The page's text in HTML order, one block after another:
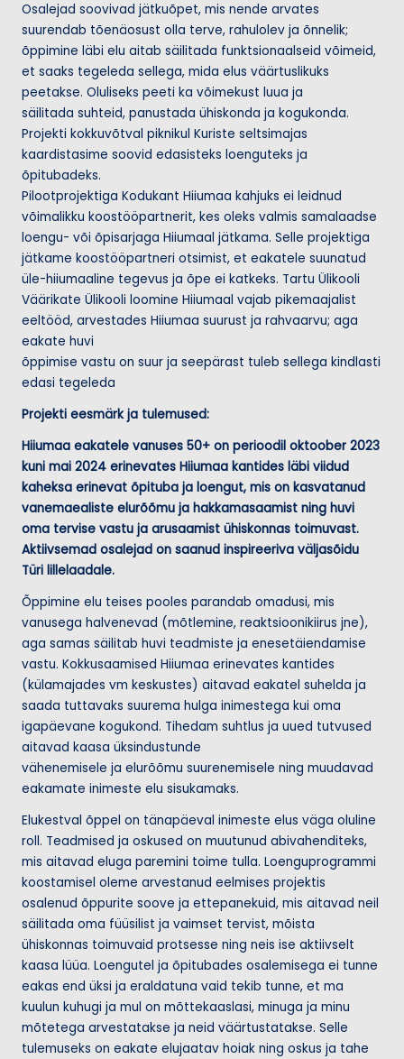
Osalejad soovivad jätkuõpet, mis nende arvates
suurendab tõenäosust olla terve, rahulolev ja õnnelik;
õppimine läbi elu aitab säilitada funktsionaalseid võimeid,
et saaks tegeleda sellega, mida elus väärtuslikuks
peetakse. Oluliseks peeti ka võimekust luua ja
säilitada suhteid, panustada ühiskonda ja kogukonda.
Projekti kokkuvõtval piknikul Kuriste seltsimajas
kaardistasime soovid edasisteks loenguteks ja
õpitubadeks.
Pilootprojektiga Kodukant Hiiumaa kahjuks ei leidnud
võimalikku koostööpartnerit, kes oleks valmis samalaadse
loengu- või õpisarjaga Hiiumaal jätkama. Selle projektiga
jätkame koostööpartneri otsimist, et eakatele suunatud
üle-hiiumaaline tegevus ja õpe ei katkeks. Tartu Ülikooli
Väärikate Ülikooli loomine Hiiumaal vajab pikemaajalist
eeltööd, arvestades Hiiumaa suurust ja rahvaarvu; aga
eakate huvi
õppimise vastu on suur ja seepärast tuleb sellega kindlasti
edasi tegeleda
Projekti eesmärk ja tulemused:
Hiiumaa eakatele vanuses 50+ on perioodil oktoober 2023
kuni mai 2024 erinevates Hiiumaa kantides läbi viidud
kaheksa erinevat õpituba ja loengut, mis on kasvatanud
vanemaealiste elurõõmu ja hakkamasaamist ning huvi
oma tervise vastu ja arusaamist ühiskonnas toimuvast.
Aktiivsemad osalejad on saanud inspireeriva väljasõidu
Türi lillelaadale.
Õppimine elu teises pooles parandab omadusi, mis
vanusega halvenevad (mõtlemine, reaktsioonikiirus jne),
aga samas säilitab huvi teadmiste ja enesetäiendamise
vastu. Kokkusaamised Hiiumaa erinevates kantides
(külamajades vm keskustes) aitavad eakatel suhelda ja
saada tuttavaks suurema hulga inimestega kui oma
igapäevane kogukond. Tihedam suhtlus ja uued tutvused
aitavad kaasa üksindustunde
vähenemisele ja elurõõmu suurenemisele ning muudavad
eakamate inimeste elu sisukamaks.
Elukestval õppel on tänapäeval inimeste elus väga oluline
roll. Teadmised ja oskused on muutunud abivahenditeks,
mis aitavad eluga paremini toime tulla. Loenguprogrammi
koostamisel oleme arvestanud eelmises projektis
osalenud õppurite soove ja ettepanekuid, mis aitavad neil
säilitada oma füüsilist ja vaimset tervist, mõista
ühiskonnas toimuvaid protsesse ning neis ise aktiivselt
kaasa lüüa. Loengutel ja õpitubades osalemisega ei tunne
eakas end üksi ja eraldatuna vaid tekib tunne, et ma
kuulun kuhugi ja mul on mõttekaaslasi, minuga ja minu
mõtetega arvestatakse ja neid väärtustatakse. Selle
tulemuseks on eakate elujaatav hoiak ning oskus ja tahe